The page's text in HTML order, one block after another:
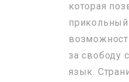
которая
прикольный
за свободу
язык.